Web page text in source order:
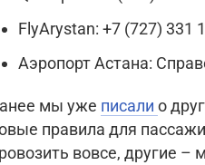
FlyArystan: +7 (727) 331
Аэропорт Астана:
мы уже писали о
правила для
вовсе, другие –